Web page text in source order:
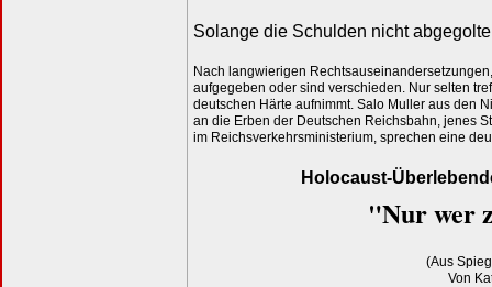
Solange die Schulden nicht
Nach langwierigen
aufgegeben oder sind verschieden. Nur selten
deutschen Härte aufnimmt. Salo Muller aus den
an die Erben der Deutschen Reichsbahn, jenes
im Reichsverkehrsministerium, sprechen eine
Holocaust-
"Nur wer
(Aus
Von